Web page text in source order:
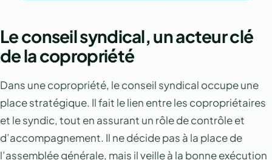
Le conseil syndical, un acteur clé
de la copropriété
Dans une copropriété, le conseil syndical occupe une
place stratégique. Il fait le lien entre les copropriétaires
et le syndic, tout en assurant un rôle de contrôle et
d’accompagnement. Il ne décide pas à la place de
l’assemblée générale, mais il veille à la bonne exécution